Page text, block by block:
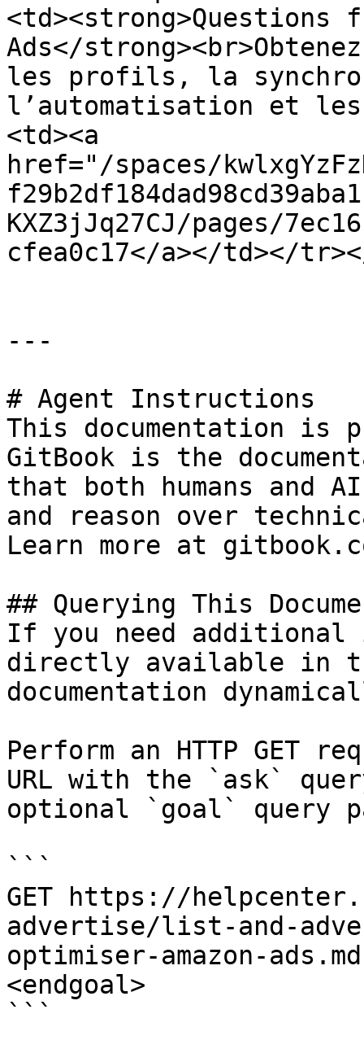
<td><strong>Questions
Ads</
les profils, la
l’automatisation et les
<td><a
href="/spaces/
KXZ3jJq27CJ/pages/
cfea0c17</a></td></
---
# Agent Instructions
This documentation is
GitBook is the
that both humans and
and reason over
Learn more at
## Querying This
If you need
directly available in
documentation
Perform an HTTP GET
URL with the `ask`
optional `goal` query
```
GET https://
advertise/list-and-
optimiser-amazon-
<endgoal>
```